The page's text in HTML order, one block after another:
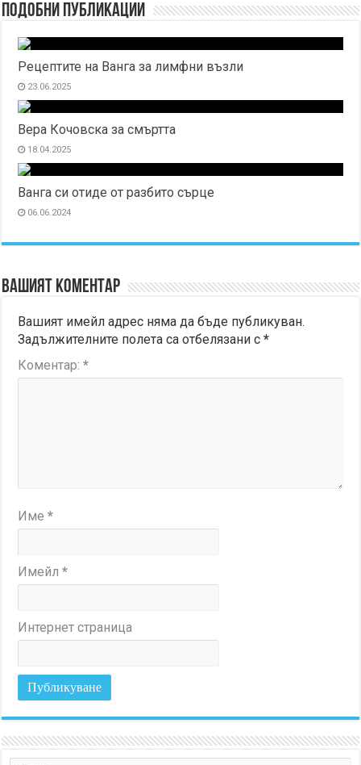
Подобни публикации
Рецептите на Ванга за лимфни възли
23.06.2025
Вера Кочовска за смъртта
18.04.2025
Ванга си отиде от разбито сърце
06.06.2024
Вашият коментар
Вашият имейл адрес няма да бъде публикуван.
Задължителните полета са отбелязани с*
Коментар:*
Име*
Имейл*
Интернет страница